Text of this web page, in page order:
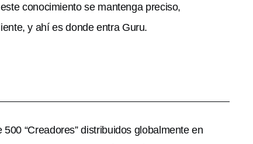
conocimiento se mantenga preciso,
y ahí es donde entra Guru.
“Creadores” distribuidos globalmente en